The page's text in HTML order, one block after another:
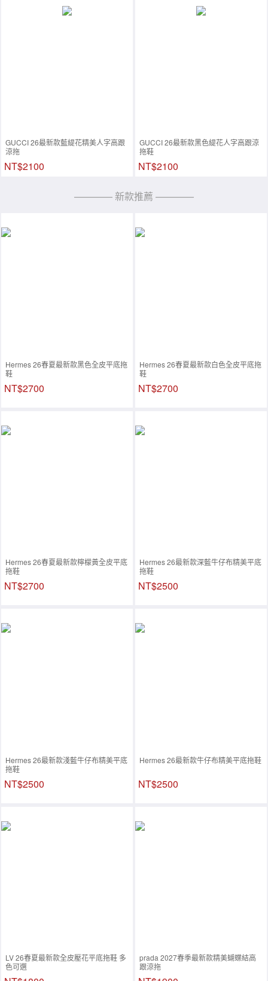
GUCCI 26最新款藍緹花精美人字高跟
涼拖
NT$2100
GUCCI 26最新款黑色緹花人字高跟涼
拖鞋
NT$2100
———— 新款推薦 ————
Hermes 26春夏最新款黑色全皮平底拖
鞋
NT$2700
Hermes 26春夏最新款白色全皮平底拖
鞋
NT$2700
Hermes 26春夏最新款檸檬黃全皮平底
拖鞋
NT$2700
Hermes 26最新款深藍牛仔布精美平底
拖鞋
NT$2500
Hermes 26最新款淺藍牛仔布精美平底
拖鞋
NT$2500
Hermes 26最新款牛仔布精美平底拖鞋
NT$2500
LV 26春夏最新款全皮壓花平底拖鞋 多
色可選
prada 2027春季最新款精美蝴蝶結高
跟涼拖